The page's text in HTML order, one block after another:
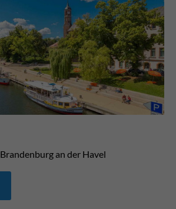
Brandenburg an der Havel